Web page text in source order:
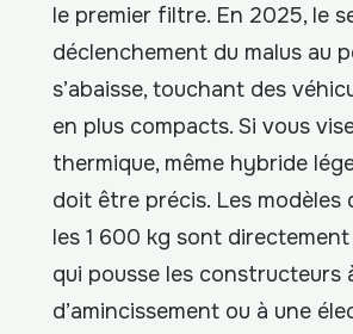
le premier filtre. En 2025, le
déclenchement du malus au
s’abaisse, touchant des
en plus compacts. Si vous
thermique, même hybride
doit être précis. Les modèles
les 1 600 kg sont directement
qui pousse les constructeurs
d’amincissement ou à une